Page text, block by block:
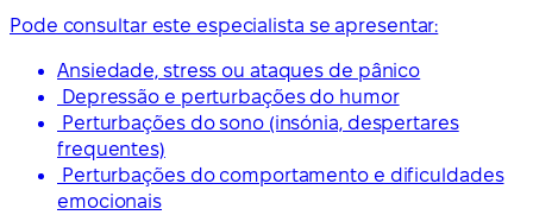
Pode consultar este especialista se apresentar:
Ansiedade, stress ou ataques de pânico
Depressão e perturbações do humor
Perturbações do sono (insónia, despertares
frequentes)
Perturbações do comportamento e dificuldades
emocionais